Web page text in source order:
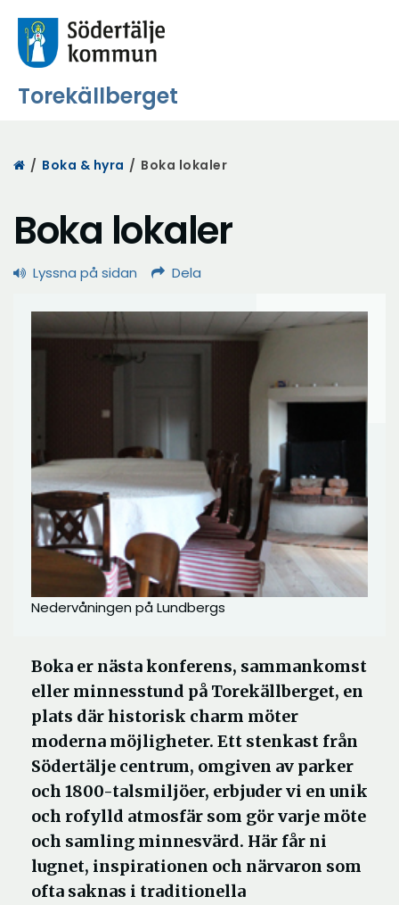
Torekällberget
Start
/ Boka & hyra / Boka lokaler
Boka lokaler
Lyssna på sidan Dela
Nedervåningen på Lundbergs
Boka er nästa konferens, sammankomst
eller minnesstund på Torekällberget, en
plats där historisk charm möter
moderna möjligheter. Ett stenkast från
Södertälje centrum, omgiven av parker
och 1800-talsmiljöer, erbjuder vi en unik
och rofylld atmosfär som gör varje möte
och samling minnesvärd. Här får ni
lugnet, inspirationen och närvaron som
ofta saknas i traditionella